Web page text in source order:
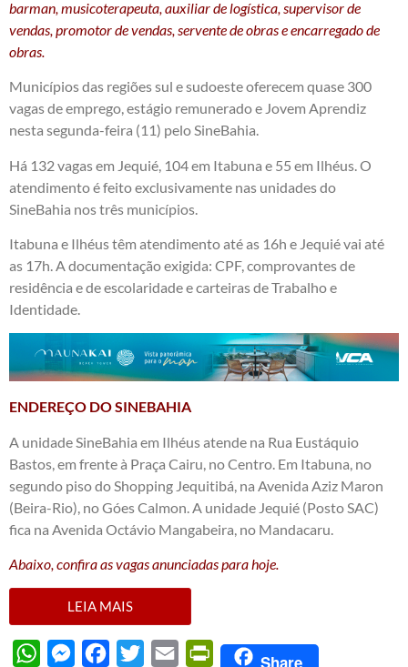
barman, musicoterapeuta, auxiliar de logística, supervisor de
vendas, promotor de vendas, servente de obras e encarregado de
obras.
Municípios das regiões sul e sudoeste oferecem quase 300
vagas de emprego, estágio remunerado e Jovem Aprendiz
nesta segunda-feira (11) pelo SineBahia.
Há 132 vagas em Jequié, 104 em Itabuna e 55 em Ilhéus. O
atendimento é feito exclusivamente nas unidades do
SineBahia nos três municípios.
Itabuna e Ilhéus têm atendimento até as 16h e Jequié vai até
as 17h. A documentação exigida: CPF, comprovantes de
residência e de escolaridade e carteiras de Trabalho e
Identidade.
ENDEREÇO DO SINEBAHIA
A unidade SineBahia em Ilhéus atende na Rua Eustáquio
Bastos, em frente à Praça Cairu, no Centro. Em Itabuna, no
segundo piso do Shopping Jequitibá, na Avenida Aziz Maron
(Beira-Rio), no Góes Calmon. A unidade Jequié (Posto SAC)
fica na Avenida Octávio Mangabeira, no Mandacaru.
Abaixo, confira as vagas anunciadas para hoje.
LEIA MAIS
WhatsAppMessengerFacebook
Twitter Email PrintFriendly
Share